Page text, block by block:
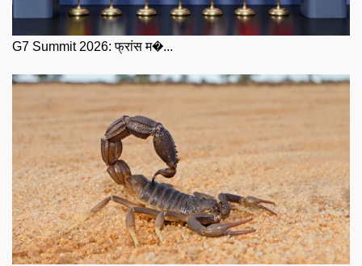
G7 Summit 2026: फ्रांस म�...